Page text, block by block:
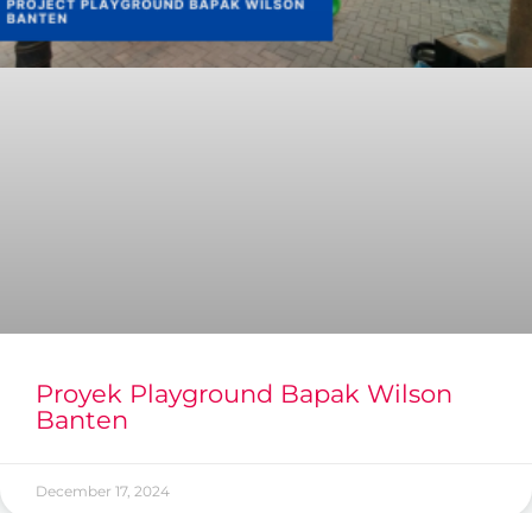
Proyek Playground Bapak Wilson
Banten
December 17, 2024